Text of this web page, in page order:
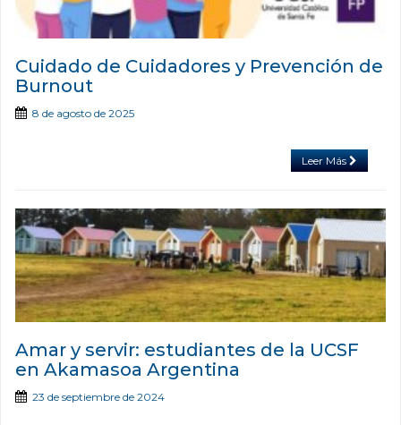
Cuidado de Cuidadores y Prevención de
Burnout
8 de agosto de 2025
Leer Más
Amar y servir: estudiantes de la UCSF
en Akamasoa Argentina
23 de septiembre de 2024